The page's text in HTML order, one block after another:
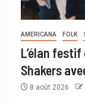
AMERICANA FOLK
L’élan
Shakers
8 août 2026